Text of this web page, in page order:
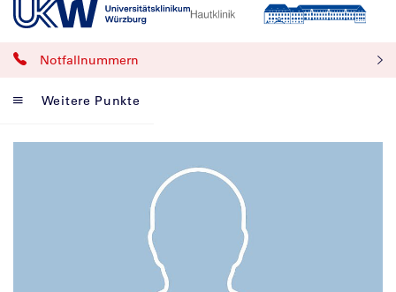
Notfallnummern
Weitere Punkte